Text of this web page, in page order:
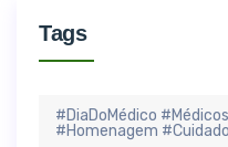
Tags
#DiaDoMédico
#Homenagem